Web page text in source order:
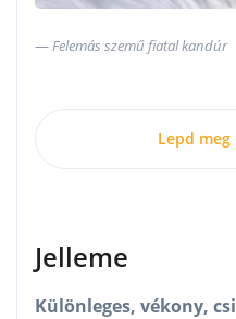
Felemás szemű fiatal kandúr
Lepd
Jelleme
Különleges, vékony,